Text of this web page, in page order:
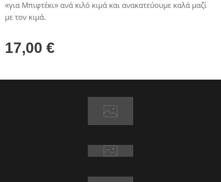
«για Μπιφτέκι» ανά κιλό κιμά και ανακατεύουμε καλά μαζί
με τον κιμά.
17,00 €